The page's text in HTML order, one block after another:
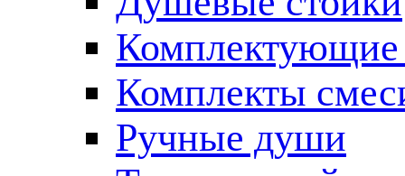
Комплекты
Ручные души